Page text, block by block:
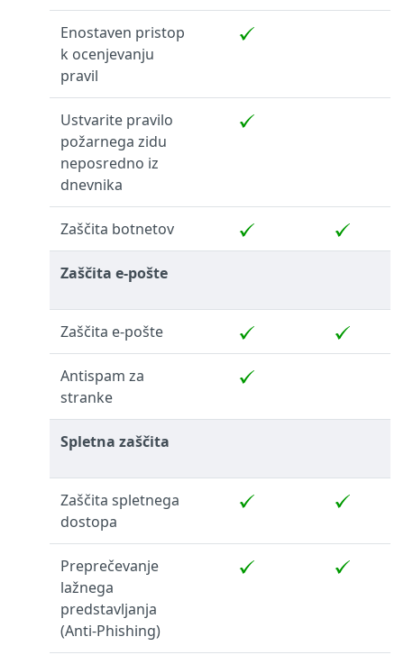
Enostaven pristop
k ocenjevanju
pravil
Ustvarite pravilo
požarnega zidu
neposredno iz
dnevnika
Zaščita botnetov
Zaščita e-pošte
Zaščita e-pošte
Antispam za
stranke
Spletna zaščita
Zaščita spletnega
dostopa
Preprečevanje
lažnega
predstavljanja
(Anti-Phishing)